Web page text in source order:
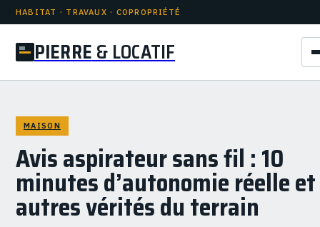
HABITAT · TRAVAUX · COPROPRIÉTÉ
PIERRE & LOCATIF
MAISON
Avis aspirateur sans fil : 10
minutes d’autonomie réelle et
autres vérités du terrain